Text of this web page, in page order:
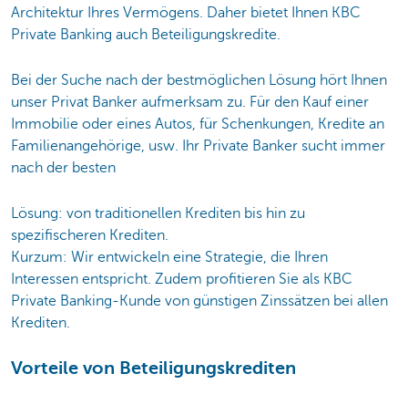
Architektur Ihres Vermögens. Daher bietet Ihnen KBC
Private Banking auch Beteiligungskredite.
Bei der Suche nach der bestmöglichen Lösung hört Ihnen
unser Privat Banker aufmerksam zu. Für den Kauf einer
Immobilie oder eines Autos, für Schenkungen, Kredite an
Familienangehörige, usw. Ihr Private Banker sucht immer
nach der besten
Lösung: von traditionellen Krediten bis hin zu
spezifischeren Krediten.
Kurzum: Wir entwickeln eine Strategie, die Ihren
Interessen entspricht. Zudem profitieren Sie als KBC
Private Banking-Kunde von günstigen Zinssätzen bei allen
Krediten.
Vorteile von Beteiligungskrediten